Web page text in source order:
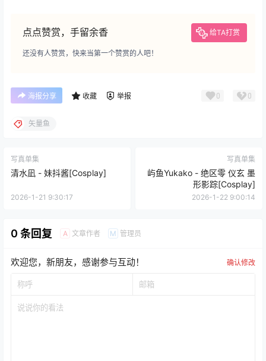
点点赞赏，手留余香 给TA打赏
还没有人赞赏，快来当第一个赞赏的人吧！
海报分享 收藏 举报 0 0
矢量鱼
写真单集
清水凪 - 妹抖酱[Cosplay]
2026-1-21 9:30:17
写真单集
屿鱼Yukako - 绝区零 仪玄 墨
形影踪[Cosplay]
2026-1-22 9:00:14
0 条回复 A 文章作者 M 管理员
欢迎您，新朋友，感谢参与互动！ 确认修改